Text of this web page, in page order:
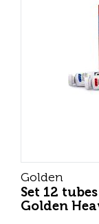
Golden
Set 12
Golden